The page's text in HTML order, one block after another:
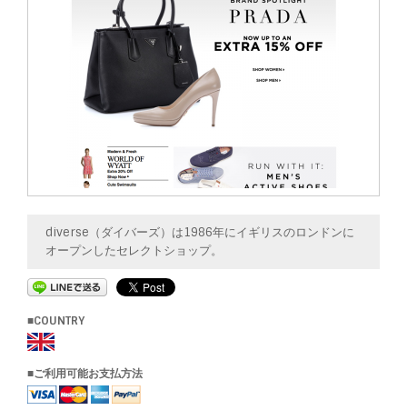
diverse（ダイバーズ）は1986年にイギリスのロンドンに
オープンしたセレクトショップ。
■COUNTRY
■ご利用可能お支払方法